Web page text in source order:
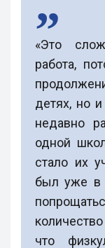
«Это
работа,
детях, но
недавно
одной
стало их
был уже в
что